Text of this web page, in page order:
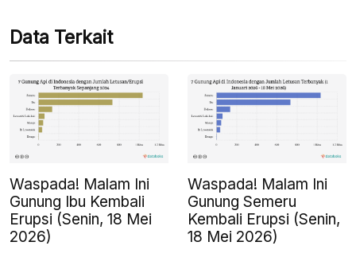
Data Terkait
Waspada! Malam Ini
Gunung Ibu Kembali
Erupsi (Senin, 18 Mei
2026)
Waspada! Malam Ini
Gunung Semeru
Kembali Erupsi (Senin,
18 Mei 2026)